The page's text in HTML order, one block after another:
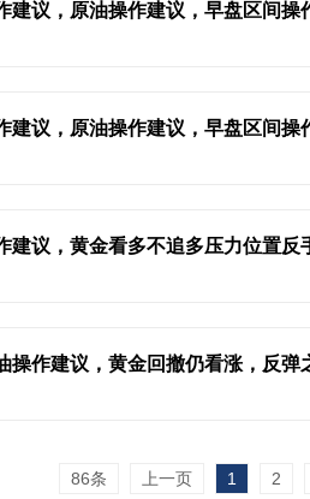
建议，原油操作建议，早盘区间操
建议，原油操作建议，早盘区间操
建议，黄金看多不追多压力位置反
操作建议，黄金回撤仍看涨，反弹
86条 上一页 1 2